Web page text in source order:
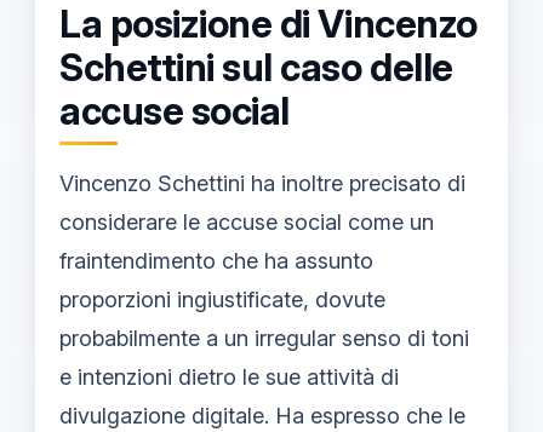
La posizione di Vincenzo
Schettini sul caso delle
accuse social
Vincenzo Schettini ha inoltre precisato di
considerare le accuse social come un
fraintendimento che ha assunto
proporzioni ingiustificate, dovute
probabilmente a un irregular senso di toni
e intenzioni dietro le sue attività di
divulgazione digitale. Ha espresso che le